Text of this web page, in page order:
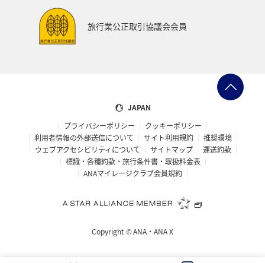
旅行業公正取引協議会会員
JAPAN
プライバシーポリシー
クッキーポリシー
利用者情報の外部送信について
サイト利用規約
推奨環境
ウェブアクセシビリティについて
サイトマップ
運送約款
標識・各種約款・旅行条件書・取扱料金表
ANAマイレージクラブ会員規約
Copyright ©ANA・ANA X